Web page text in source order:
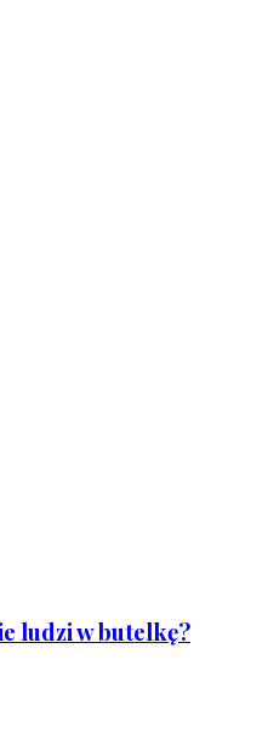
ludzi w butelkę?